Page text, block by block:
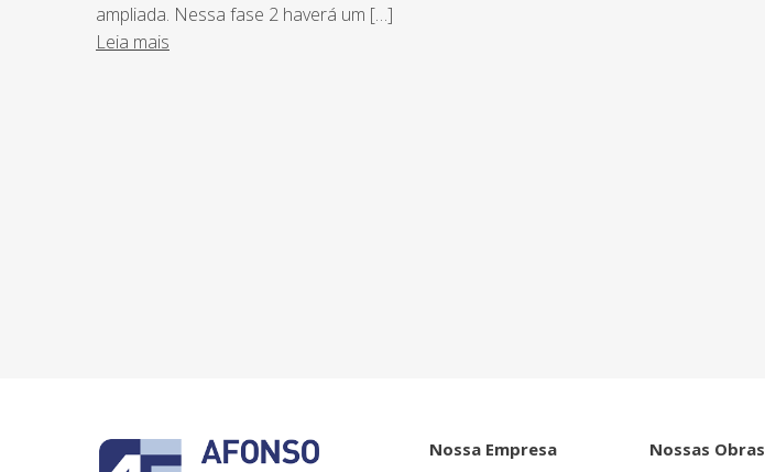
ampliada. Nessa fase 2 haverá um […]
Leia mais
Nossa Empresa Nossas Obras